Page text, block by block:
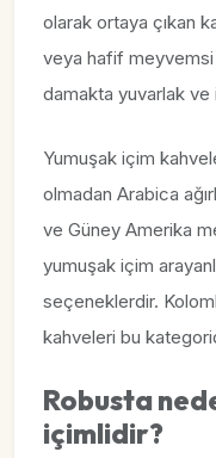
olarak ortaya çıkan
veya hafif meyvemsi
damakta yuvarlak ve
Yumuşak içim
olmadan Arabica
ve Güney Amerika
yumuşak içim
seçeneklerdir.
kahveleri bu
Robusta
içimlidir?